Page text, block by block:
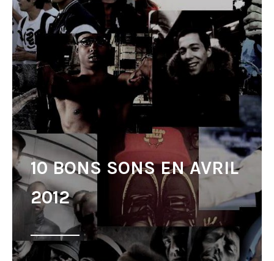
10 BONS SONS EN AVRIL
2012